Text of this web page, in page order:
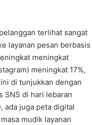
terlihat sangat
layanan pesan berbasis
meningkat
meningkat 17%,
di tunjukkan dengan
SNS di hari lebaran
ada juga peta digital
mudik layanan